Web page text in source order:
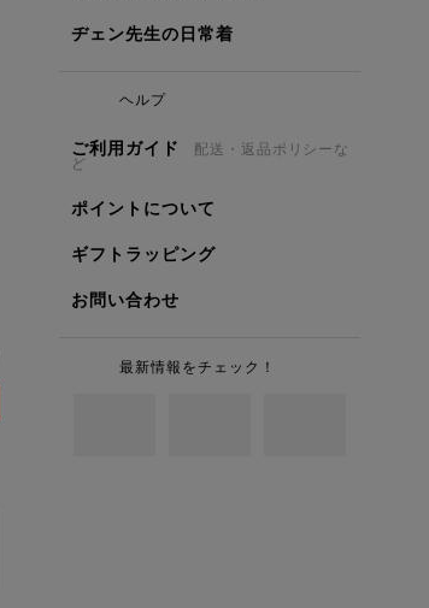
ヂェン先生の日常着
ヘルプ
ご利用ガイド 配送・返品ポリシーな
ど
ポイントについて
ギフトラッピング
お問い合わせ
最新情報をチェック！